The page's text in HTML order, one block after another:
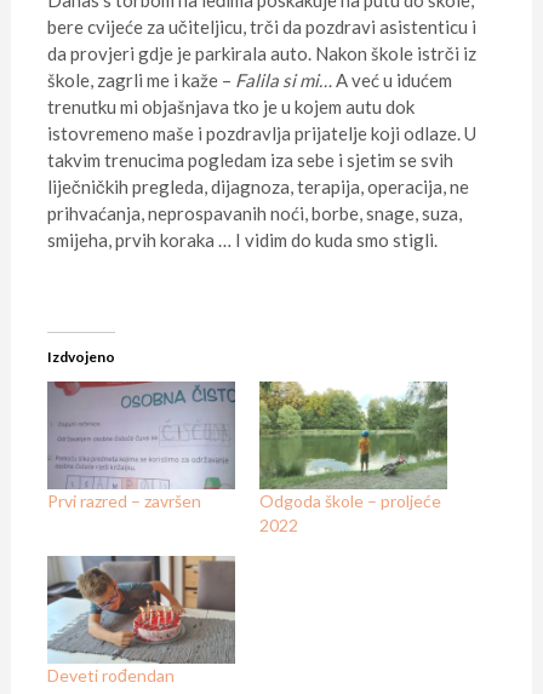
bere cvijeće za učiteljicu, trči da pozdravi asistenticu i
da provjeri gdje je parkirala auto. Nakon škole istrči iz
škole, zagrli me i kaže – Falila si mi…A već u idućem
trenutku mi objašnjava tko je u kojem autu dok
istovremeno maše i pozdravlja prijatelje koji odlaze. U
takvim trenucima pogledam iza sebe i sjetim se svih
liječničkih pregleda, dijagnoza, terapija, operacija, ne
prihvaćanja, neprospavanih noći, borbe, snage, suza,
smijeha, prvih koraka … I vidim do kuda smo stigli.
Izdvojeno
Prvi razred – završen
Odgoda škole – proljeće
2022
Deveti rođendan